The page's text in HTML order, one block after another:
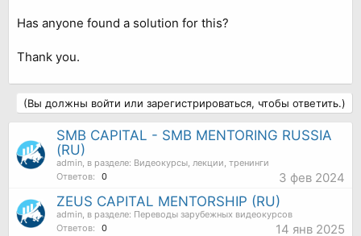
Has anyone found a solution for this?
Thank you.
(Вы должны войти или зарегистрироваться, чтобы ответить.)
SMB CAPITAL - SMB MENTORING RUSSIA
(RU)
admin , в разделе: Видеокурсы, лекции, тренинги
Ответов:
0 3 фев 2024
ZEUS CAPITAL MENTORSHIP (RU)
admin , в разделе: Переводы зарубежных видеокурсов
Ответов:
0 14 янв 2025